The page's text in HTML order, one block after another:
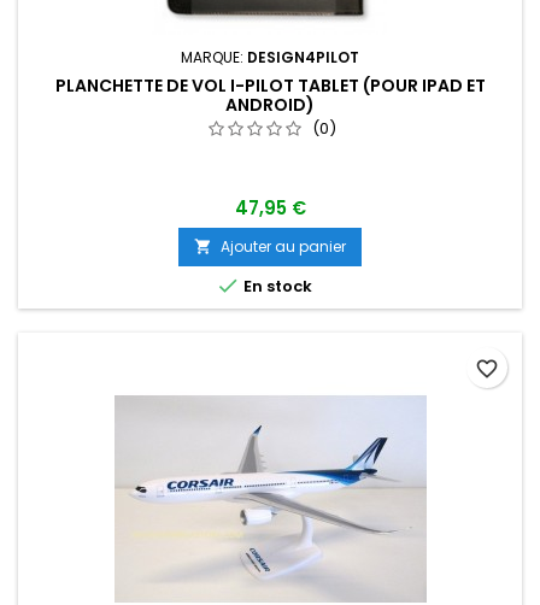
MARQUE: DESIGN4PILOT
PLANCHETTE DE VOL I-PILOT TABLET (POUR IPAD ET
ANDROID)
(0)
47,95 €
 Ajouter au panier
 En stock
favorite_border